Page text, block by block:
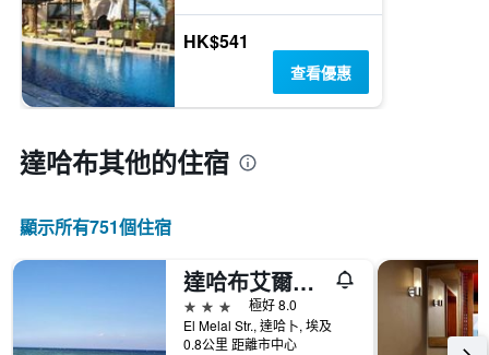
HK$541
查看優惠
達哈布​其他的住宿
顯示所有751​個住宿
達哈布艾爾普里莫酒店
3星級
極好 8.0
El Melal Str., 達哈卜, 埃及
0.8公里 距離市中心